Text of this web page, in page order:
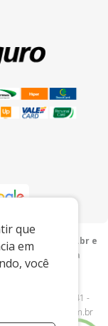
que
em
você
e
sem prévia
PETEAN - 2941 -